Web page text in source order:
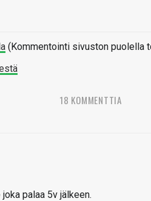
(Kommentointi sivuston puolella
18 KOMMENTTIA
palaa 5v jälkeen.